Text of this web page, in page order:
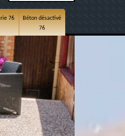
76
Béton désactivé
76